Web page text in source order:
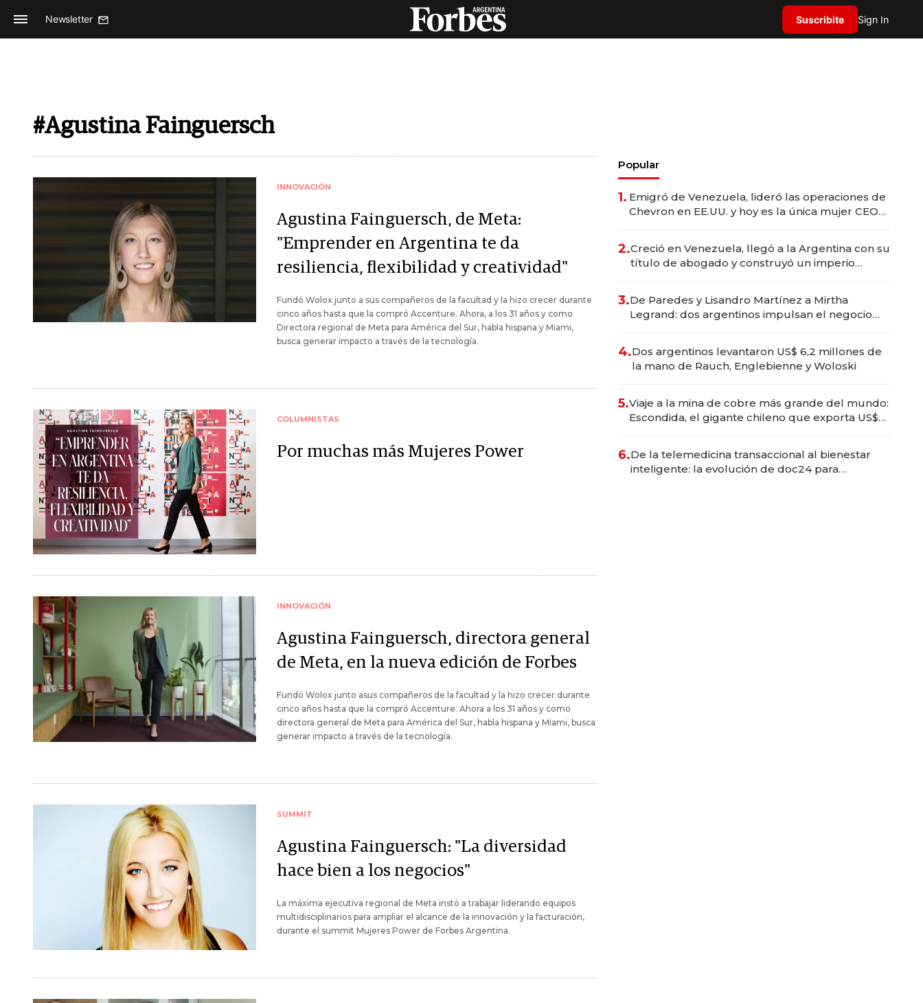
Newsletter Suscribite Sign In
#Agustina Fainguersch
INNOVACIÓN
Agustina Fainguersch, de Meta:
"Emprender en Argentina te da
resiliencia, flexibilidad y creatividad"
Fundó Wolox junto a sus compañeros de la facultad y la hizo crecer durante
cinco años hasta que la compró Accenture. Ahora, a los 31 años y como
Directora regional de Meta para América del Sur, habla hispana y Miami,
busca generar impacto a través de la tecnología.
COLUMNISTAS
Por muchas más Mujeres Power
INNOVACIÓN
Agustina Fainguersch, directora general
de Meta, en la nueva edición de Forbes
Fundó Wolox junto asus compañeros de la facultad y la hizo crecer durante
cinco años hasta que la compró Accenture. Ahora a los 31 años y como
directora general de Meta para América del Sur, habla hispana y Miami, busca
generar impacto a través de la tecnología.
SUMMIT
Agustina Fainguersch: "La diversidad
hace bien a los negocios"
La máxima ejecutiva regional de Meta instó a trabajar liderando equipos
multidisciplinarios para ampliar el alcance de la innovación y la facturación,
durante el summit Mujeres Power de Forbes Argentina.
Popular
1. Emigró de Venezuela, lideró las operaciones de
Chevron en EE.UU. y hoy es la única mujer CEO
2.Creció en Venezuela, llegó a la Argentina con su
título de abogado y construyó un imperio
3.De Paredes y Lisandro Martínez a Mirtha
Legrand: dos argentinos impulsan el negocio
4.Dos argentinos levantaron US$ 6,2 millones de
la mano de Rauch, Englebienne y Woloski
5.Viaje a la mina de cobre más grande del mundo:
Escondida, el gigante chileno que exporta US$
6.De la telemedicina transaccional al bienestar
inteligente: la evolución de doc24 para